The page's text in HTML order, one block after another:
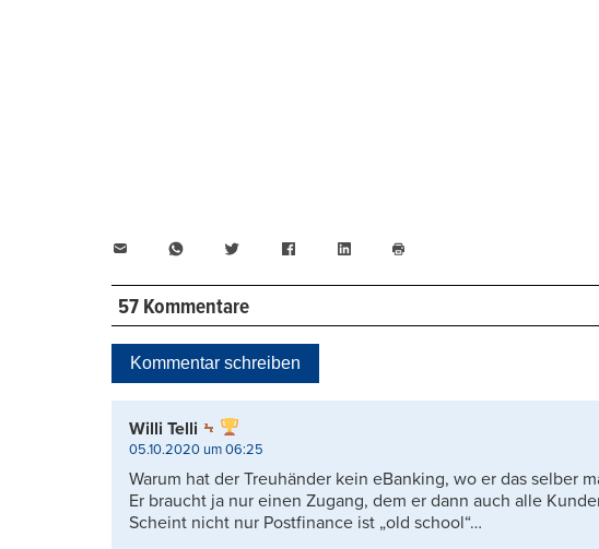
WhatsAppTwitter FacebookLinkedIn
drucken
57 Kommentare
Kommentar schreiben
Willi Telli
05.10.2020 um 06:25
Warum hat der Treuhänder kein eBanking, wo er das selber
Er braucht ja nur einen Zugang, dem er dann auch alle
Scheint nicht nur Postfinance ist „old school“…